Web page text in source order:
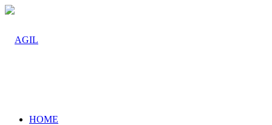
HOME